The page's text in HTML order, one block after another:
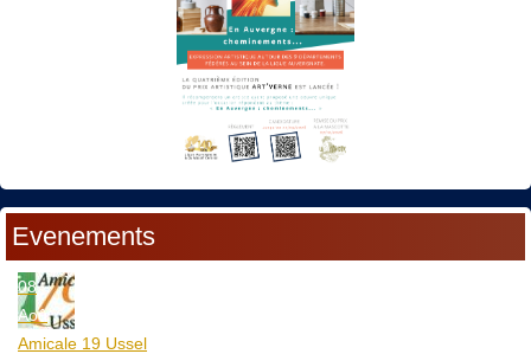
Evenements
08
Aoû
Amicale 19 Ussel